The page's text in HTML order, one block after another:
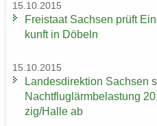
15.10.2015
Frei­staat Sach­sen prüft
kunft in Dö­beln
15.10.2015
Lan­des­di­rek­ti­on Sach­sen
Nacht­flug­lärm­be­las­tung
zig/Halle ab